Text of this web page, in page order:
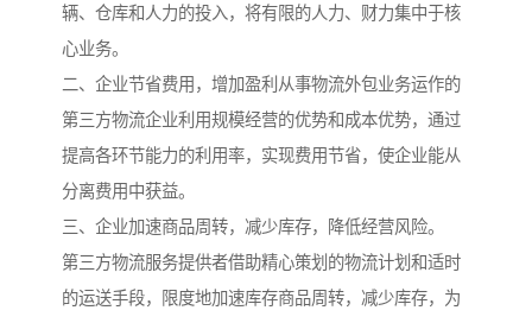
辆、仓库和人力的投入，将有限的人力、财力集中于核
心业务。
二、企业节省费用，增加盈利从事物流外包业务运作的
第三方物流企业利用规模经营的优势和成本优势，通过
提高各环节能力的利用率，实现费用节省，使企业能从
分离费用中获益。
三、企业加速商品周转，减少库存，降低经营风险。
第三方物流服务提供者借助精心策划的物流计划和适时
的运送手段，限度地加速库存商品周转，减少库存，为